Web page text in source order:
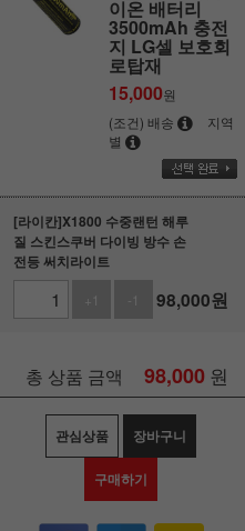
이온 배터리
3500mAh 충전
지 LG셀 보호회
로탑재
15,000원
(조건) 배송
지역
별
[라이칸]X1800 수중랜턴 해루
질 스킨스쿠버 다이빙 방수 손
전등 써치라이트
+1 -1 98,000원
총 상품 금액 98,000 원
관심상품 장바구니
구매하기